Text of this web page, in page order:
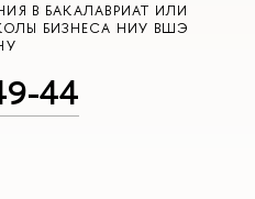
В БАКАЛАВРИАТ ИЛИ
БИЗНЕСА НИУ ВШЭ
44